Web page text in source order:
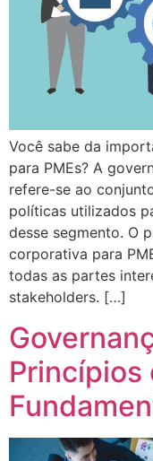
Você sabe da
para PMEs? A
refere-se ao
políticas utilizados
desse segmento. O
corporativa para
todas as partes
stakeholders. […]
Princípios